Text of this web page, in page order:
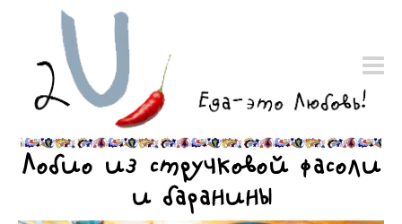
Лобио из стручковой фасоли
и баранины